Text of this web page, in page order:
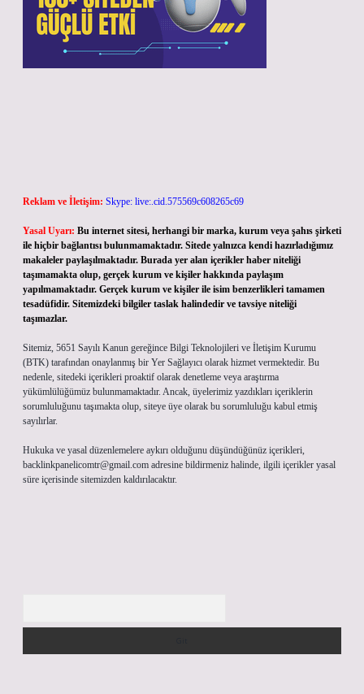
Reklam ve İletişim: Skype: live:.cid.575569c608265c69
Yasal Uyarı: Bu internet sitesi, herhangi bir marka, kurum veya şahıs şirketi
ile hiçbir bağlantısı bulunmamaktadır. Sitede yalnızca kendi hazırladığımız
makaleler paylaşılmaktadır. Burada yer alan içerikler haber niteliği
taşımamakta olup, gerçek kurum ve kişiler hakkında paylaşım
yapılmamaktadır. Gerçek kurum ve kişiler ile isim benzerlikleri tamamen
tesadüfidir. Sitemizdeki bilgiler taslak halindedir ve tavsiye niteliği
taşımazlar.
Sitemiz, 5651 Sayılı Kanun gereğince Bilgi Teknolojileri ve İletişim Kurumu
(BTK) tarafından onaylanmış bir Yer Sağlayıcı olarak hizmet vermektedir. Bu
nedenle, sitedeki içerikleri proaktif olarak denetleme veya araştırma
yükümlülüğümüz bulunmamaktadır. Ancak, üyelerimiz yazdıkları içeriklerin
sorumluluğunu taşımakta olup, siteye üye olarak bu sorumluluğu kabul etmiş
sayılırlar.
Hukuka ve yasal düzenlemelere aykırı olduğunu düşündüğünüz içerikleri,
backlinkpanelicomtr@gmail.com adresine bildirmeniz halinde, ilgili içerikler yasal
süre içerisinde sitemizden kaldırılacaktır.